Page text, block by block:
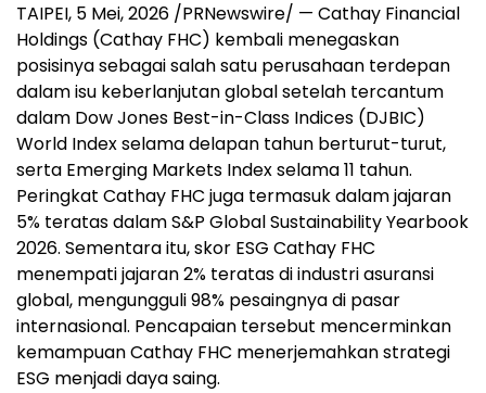
TAIPEI, 5 Mei, 2026 /PRNewswire/ — Cathay Financial
Holdings (Cathay FHC) kembali menegaskan
posisinya sebagai salah satu perusahaan terdepan
dalam isu keberlanjutan global setelah tercantum
dalam Dow Jones Best-in-Class Indices (DJBIC)
World Index selama delapan tahun berturut-turut,
serta Emerging Markets Index selama 11 tahun.
Peringkat Cathay FHC juga termasuk dalam jajaran
5% teratas dalam S&P Global Sustainability Yearbook
2026. Sementara itu, skor ESG Cathay FHC
menempati jajaran 2% teratas di industri asuransi
global, mengungguli 98% pesaingnya di pasar
internasional. Pencapaian tersebut mencerminkan
kemampuan Cathay FHC menerjemahkan strategi
ESG menjadi daya saing.